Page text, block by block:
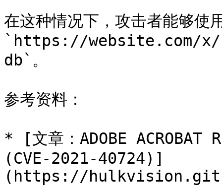
在这种情况下，攻击者能够使
`https://website.com/x/
db`。
参考资料：
* [文章：ADOBE ACROBAT
(CVE-2021-40724)]
(https://